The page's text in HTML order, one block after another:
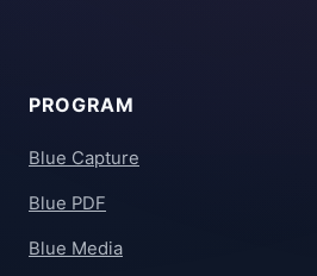
PROGRAM
Blue Capture
Blue PDF
Blue Media